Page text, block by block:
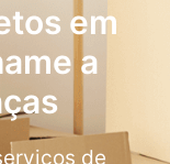
em
a
de